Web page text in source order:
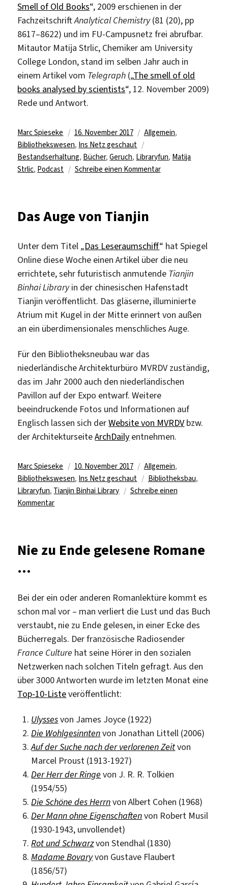
Smell of Old Books“, 2009 erschienen in der
FachzeitschriftAnalytical Chemistry(81 (20), pp
8617–8622) und im FU-Campusnetz frei abrufbar.
Mitautor Matija Strlic, Chemiker am University
College London, stand im selben Jahr auch in
einem Artikel vom Telegraph („The smell of old
books analysed by scientists“, 12. November 2009)
Rede und Antwort.
Autor
Marc Spieseke
Veröffentlicht
am
16. November 2017 Kategorien
Allgemein,
Bibliothekswesen, Ins Netz geschaut
Bestandserhaltung, Bücher,Geruch, Libraryfun, Matija
Strlic, Podcast Schreibe einen Kommentarzu
Das Auge von Tianjin
Unter dem Titel „Das Leseraumschiff“ hat Spiegel
Online diese Woche einen Artikel über die neu
errichtete, sehr futuristisch anmutende Tianjin
Binhai Libraryin der chinesischen Hafenstadt
Tianjin veröffentlicht. Das gläserne, illuminierte
Atrium mit Kugel in der Mitte erinnert von außen
an ein überdimensionales menschliches Auge.
Für den Bibliotheksneubau war das
niederländische Architekturbüro MVRDV zuständig,
das im Jahr 2000 auch den niederländischen
Pavillon auf der Expo entwarf. Weitere
beeindruckende Fotos und Informationen auf
Englisch lassen sich derWebsite von MVRDVbzw.
der ArchitekturseiteArchDaily entnehmen.
Autor
Marc Spieseke
Veröffentlicht
am
10. November 2017 Kategorien
Allgemein,
Bibliothekswesen, Ins Netz geschaut Schlagwörter
Bibliotheksbau,
Libraryfun, Tianjin Binhai Library
Schreibe einen
Kommentarzu
Tianjin
Nie zu Ende gelesene Romane
…
Bei der ein oder anderen Romanlektüre kommt es
schon mal vor – man verliert die Lust und das Buch
verstaubt, nie zu Ende gelesen, in einer Ecke des
Bücherregals. Der französische Radiosender
France Culture hat seine Hörer in den sozialen
Netzwerken nach solchen Titeln gefragt. Aus den
über 3000 Antworten wurde im letzten Monat eine
Top-10-Listeveröffentlicht:
Ulyssesvon James Joyce (1922)
Die Wohlgesinntenvon Jonathan Littell (2006)
Auf der Suche nach der verlorenen Zeitvon
Marcel Proust (1913-1927)
Der Herr der Ringe von J. R. R. Tolkien
(1954/55)
Die Schöne des Herrnvon Albert Cohen (1968)
Der Mann ohne Eigenschaftenvon Robert Musil
(1930-1943, unvollendet)
Rot und Schwarzvon Stendhal (1830)
Madame Bovaryvon Gustave Flaubert
(1856/57)